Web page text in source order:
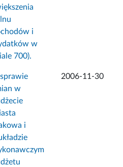
i
w
700).
w
i
2006-11-30